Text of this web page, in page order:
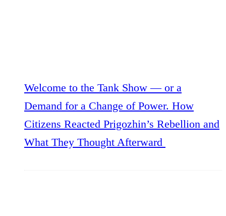
Welcome to the Tank Show — or a
Demand for a Change of Power. How
Citizens Reacted Prigozhin’s Rebellion and
What They Thought Afterward